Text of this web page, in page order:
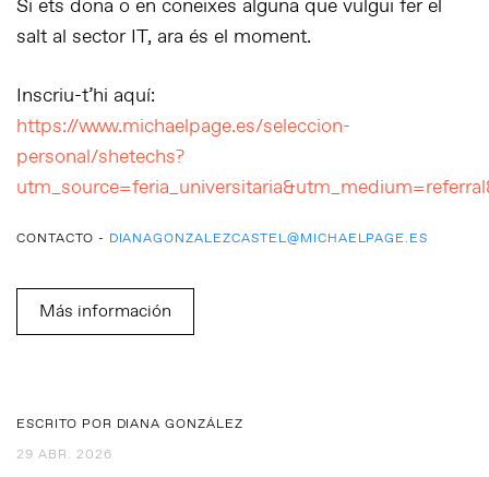
Si ets dona o en coneixes alguna que vulgui fer el
salt al sector IT, ara és el moment.
Inscriu-t’hi aquí:
https://www.michaelpage.es/seleccion-
personal/shetechs?
CONTACTO - DIANAGONZALEZCASTEL@MICHAELPAGE.ES
Más información
ESCRITO POR DIANA GONZÁLEZ
29 ABR. 2026